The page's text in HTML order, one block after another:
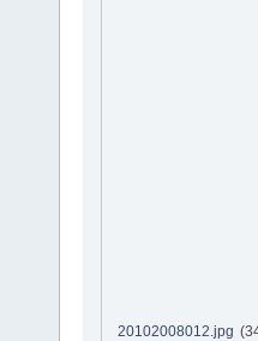
20102008012.jpg